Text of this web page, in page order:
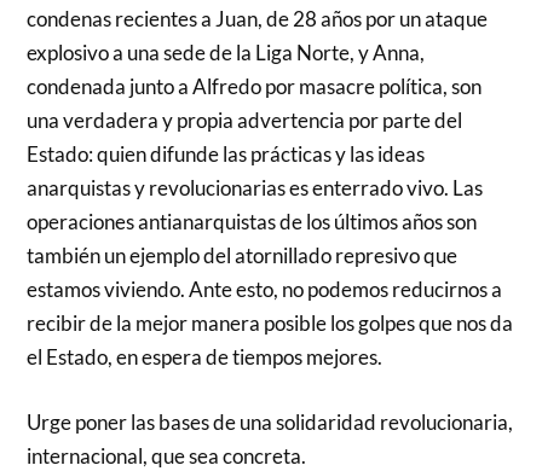
condenas recientes a Juan, de 28 años por un ataque
explosivo a una sede de la Liga Norte, y Anna,
condenada junto a Alfredo por masacre política, son
una verdadera y propia advertencia por parte del
Estado: quien difunde las prácticas y las ideas
anarquistas y revolucionarias es enterrado vivo. Las
operaciones antianarquistas de los últimos años son
también un ejemplo del atornillado represivo que
estamos viviendo. Ante esto, no podemos reducirnos a
recibir de la mejor manera posible los golpes que nos da
el Estado, en espera de tiempos mejores.
Urge poner las bases de una solidaridad revolucionaria,
internacional, que sea concreta.